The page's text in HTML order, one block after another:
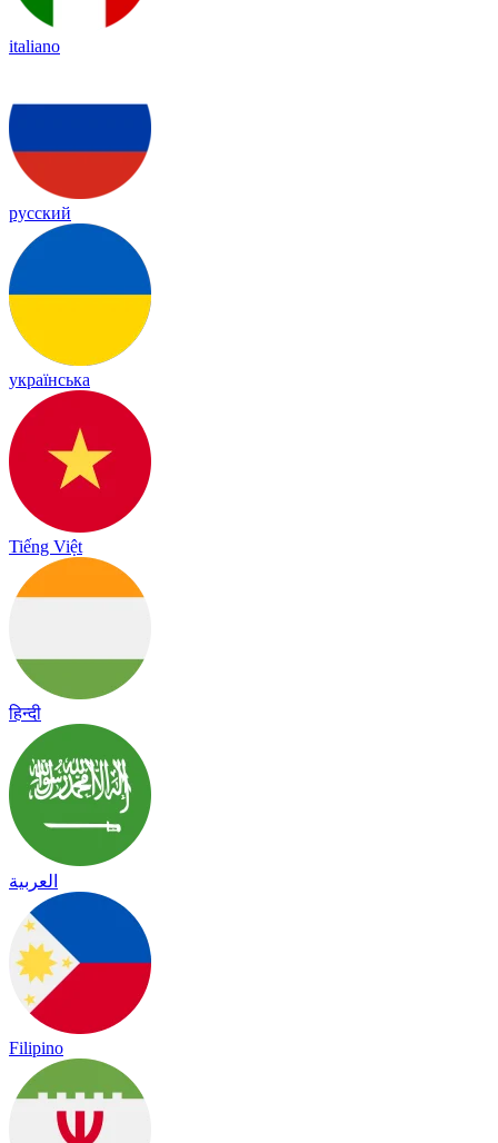
italiano
русский
українська
Tiếng Việt
हिन्दी
العربية
Filipino